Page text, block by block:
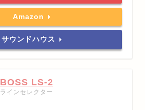
Amazon
サウンドハウス
BOSS LS-2
ラインセレクター